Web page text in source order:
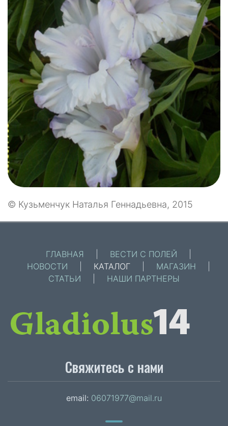
© Кузьменчук Наталья Геннадьевна, 2015
ГЛАВНАЯ ВЕСТИ С ПОЛЕЙ
НОВОСТИ
КАТАЛОГ МАГАЗИН
СТАТЬИ
НАШИ ПАРТНЕРЫ
Свяжитесь с нами
email: 06071977@mail.ru